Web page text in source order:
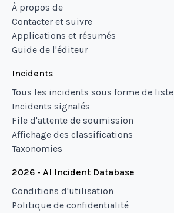
À propos de
Contacter et suivre
Applications et résumés
Guide de l'éditeur
Incidents
Tous les incidents sous forme de liste
Incidents signalés
File d'attente de soumission
Affichage des classifications
Taxonomies
2026 - AI Incident Database
Conditions d'utilisation
Politique de confidentialité